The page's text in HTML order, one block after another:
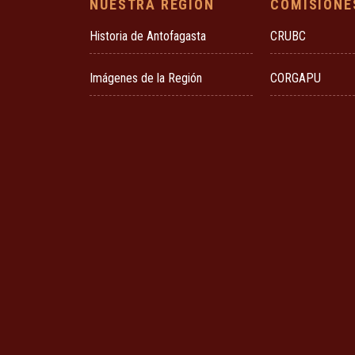
NUESTRA REGIÓN
Historia de Antofagasta
Imágenes de la Región
CRUBC
CORGAPU